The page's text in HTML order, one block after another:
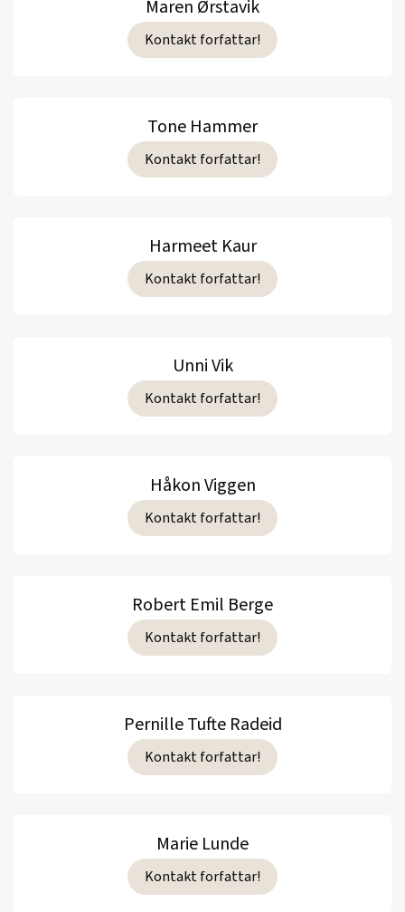
Maren Ørstavik
Kontakt forfattar!
Tone Hammer
Kontakt forfattar!
Harmeet Kaur
Kontakt forfattar!
Unni Vik
Kontakt forfattar!
Håkon Viggen
Kontakt forfattar!
Robert Emil Berge
Kontakt forfattar!
Pernille Tufte Radeid
Kontakt forfattar!
Marie Lunde
Kontakt forfattar!